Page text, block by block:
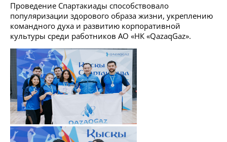
Проведение Cпартакиады способствовало
популяризации здорового образа жизни, укреплению
командного духа и развитию корпоративной
культуры среди работников АО «НК «QazaqGaz».